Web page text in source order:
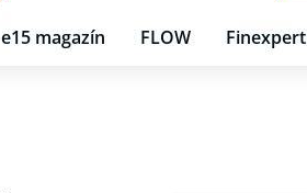
e15 magazín FLOW Finexpert